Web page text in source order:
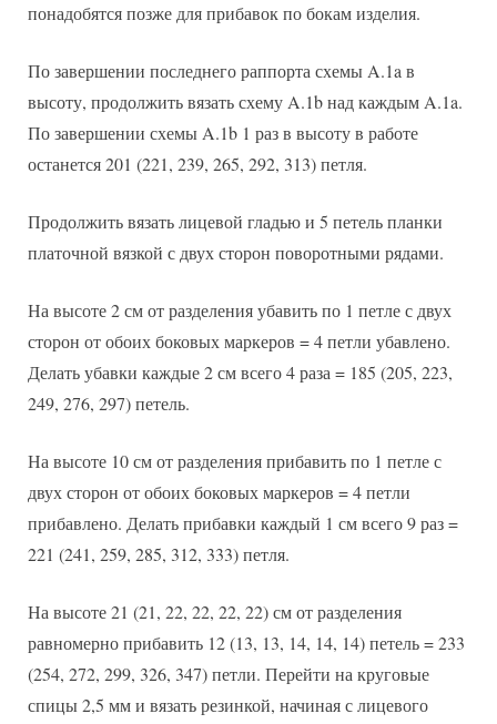
понадобятся позже для прибавок по бокам изделия.
По завершении последнего раппорта схемы A.1a в
высоту, продолжить вязать схему A.1b над каждым A.1a.
По завершении схемы A.1b 1 раз в высоту в работе
останется 201 (221, 239, 265, 292, 313) петля.
Продолжить вязать лицевой гладью и 5 петель планки
платочной вязкой с двух сторон поворотными рядами.
На высоте 2 см от разделения убавить по 1 петле с двух
сторон от обоих боковых маркеров = 4 петли убавлено.
Делать убавки каждые 2 см всего 4 раза = 185 (205, 223,
249, 276, 297) петель.
На высоте 10 см от разделения прибавить по 1 петле с
двух сторон от обоих боковых маркеров = 4 петли
прибавлено. Делать прибавки каждый 1 см всего 9 раз =
221 (241, 259, 285, 312, 333) петля.
На высоте 21 (21, 22, 22, 22, 22) см от разделения
равномерно прибавить 12 (13, 13, 14, 14, 14) петель = 233
(254, 272, 299, 326, 347) петли. Перейти на круговые
спицы 2,5 мм и вязать резинкой, начиная с лицевого